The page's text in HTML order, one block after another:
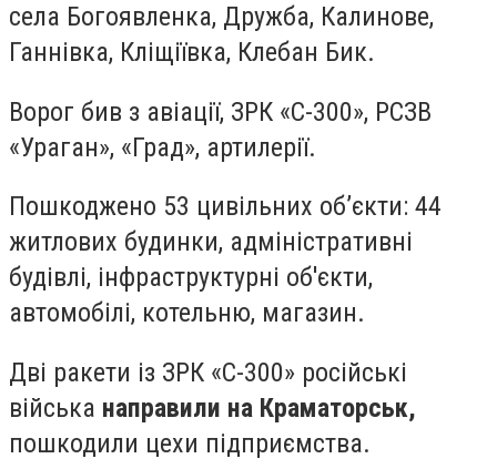
села Богоявленка, Дружба, Калинове,
Ганнівка, Кліщіївка, Клебан Бик.
Ворог бив з авіації, ЗРК «С-300», РСЗВ
«Ураган», «Град», артилерії.
Пошкоджено 53 цивільних об’єкти: 44
житлових будинки, адміністративні
будівлі, інфраструктурні об'єкти,
автомобілі, котельню, магазин.
Дві ракети із ЗРК «С-300» російські
війська направили на Краматорськ,
пошкодили цехи підприємства.